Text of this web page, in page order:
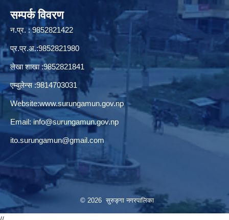
सम्पर्क विवरण
न.प्र. : 9852821422
प्र.प्र.अ.:9852821980
लेखा शाखा :9852821841
एम्बुलेन्स :9814703031
Website:www.surungamun.gov.np
Email: info@surungamun.gov.np
ito.surungamun@gmail.com
© 2026 सुरुङ्‍गा नगरपालिका